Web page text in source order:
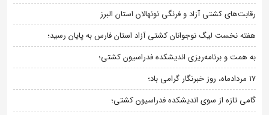
رقابت‌های کشتی آزاد و فرنگی نونهالان استان البرز
هفته نخست لیگ نوجوانان کشتی آزاد استان فارس به پایان رسید؛
به همت و برنامه‌ریزی اندیشکده فدراسیون کشتی؛
۱۷ مردادماه، روز خبرنگار گرامی باد؛
گامی تازه از سوی اندیشکده فدراسیون کشتی؛